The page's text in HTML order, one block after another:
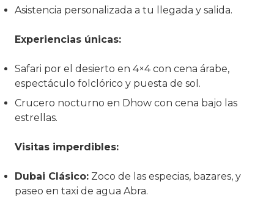
Asistencia personalizada a tu llegada y salida.
Experiencias únicas:
Safari por el desierto en 4×4 con cena árabe,
espectáculo folclórico y puesta de sol.
Crucero nocturno en Dhow con cena bajo las
estrellas.
Visitas imperdibles:
Dubai Clásico: Zoco de las especias, bazares, y
paseo en taxi de agua Abra.